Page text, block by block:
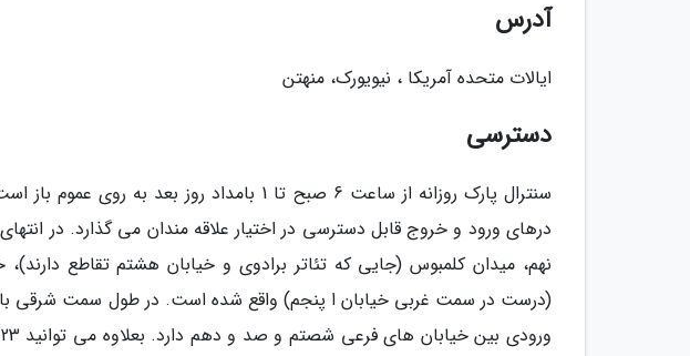
آدرس
ایالات متحده آمریکا ، نیویورک، منهتن
دسترسی
سنترال پارک روزانه از ساعت 6 صبح تا 1 بامداد
نهم، میدان کلمبوس (جایی که تئاتر برادوی و خیابان هشتم تقاطع دارند)،